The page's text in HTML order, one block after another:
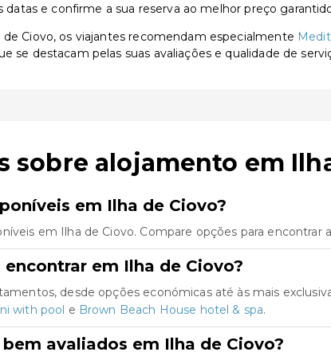
e confirme a sua reserva ao melhor preço
Ciovo, os viajantes recomendam especialmente
se destacam pelas suas avaliações e qualidade de
sobre alojamento em
em Ilha de Ciovo?
em Ilha de Ciovo. Compare opções para encontrar
em Ilha de Ciovo?
desde opções económicas até às mais
with pool e Brown Beach House hotel & spa.
avaliados em Ilha de Ciovo?